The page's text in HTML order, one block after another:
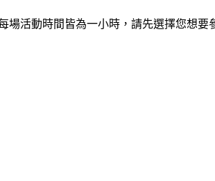
活動時間皆為一小時，請先選擇您想